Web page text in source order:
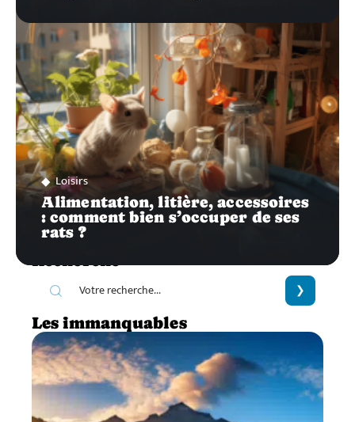
Loisirs
Alimentation, litière, accessoires
: comment bien s’occuper de ses
rats ?
Recherche
Les immanquables